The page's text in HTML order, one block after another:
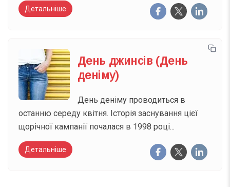
Детальніше
День джинсів (День
деніму)
День деніму проводиться в
останню середу квітня. Історія заснування цієї
щорічної кампанії почалася в 1998 році...
Детальніше